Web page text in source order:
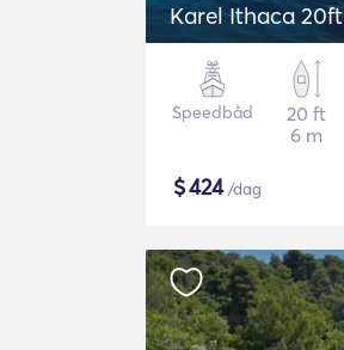
Karel Ithaca 20ft
Speedbåd
20 ft
6 m
$424/dag